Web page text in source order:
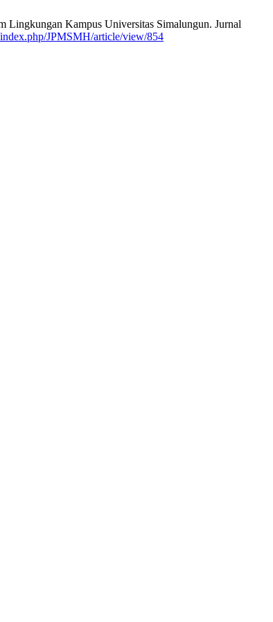
Lingkungan Kampus Universitas Simalungun. Jurnal
JPMSMH/article/view/854